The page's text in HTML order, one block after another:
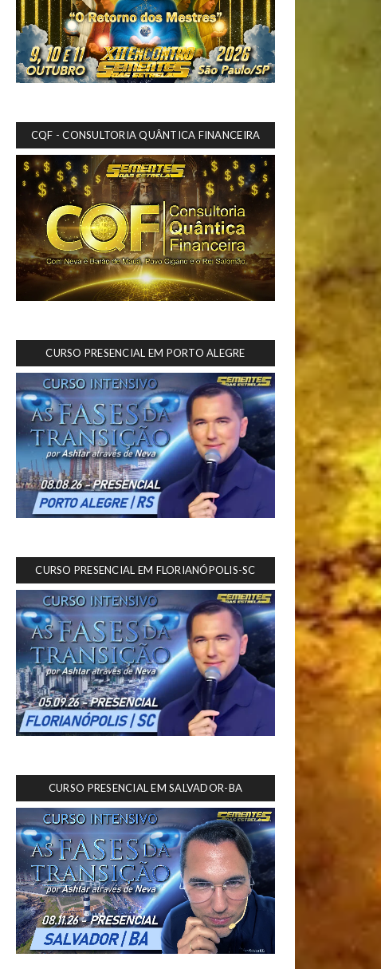
CQF - CONSULTORIA QUÂNTICA FINANCEIRA
CURSO PRESENCIAL EM PORTO ALEGRE
CURSO PRESENCIAL EM FLORIANÓPOLIS-SC
CURSO PRESENCIAL EM SALVADOR-BA